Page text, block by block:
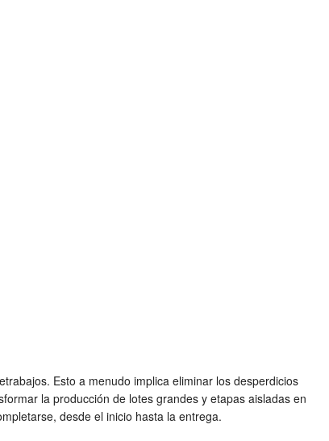
Esto a menudo implica eliminar los desperdicios
la producción de lotes grandes y etapas aisladas en
desde el inicio hasta la entrega.